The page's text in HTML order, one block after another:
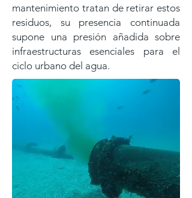
mantenimiento tratan de retirar estos
residuos, su presencia continuada
supone una presión añadida sobre
infraestructuras esenciales para el
ciclo urbano del agua.